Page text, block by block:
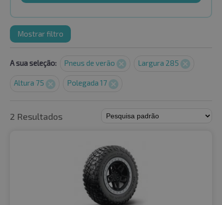
Mostrar filtro
A sua seleção: Pneus de verão Largura 285
Altura 75 Polegada 17
2 Resultados